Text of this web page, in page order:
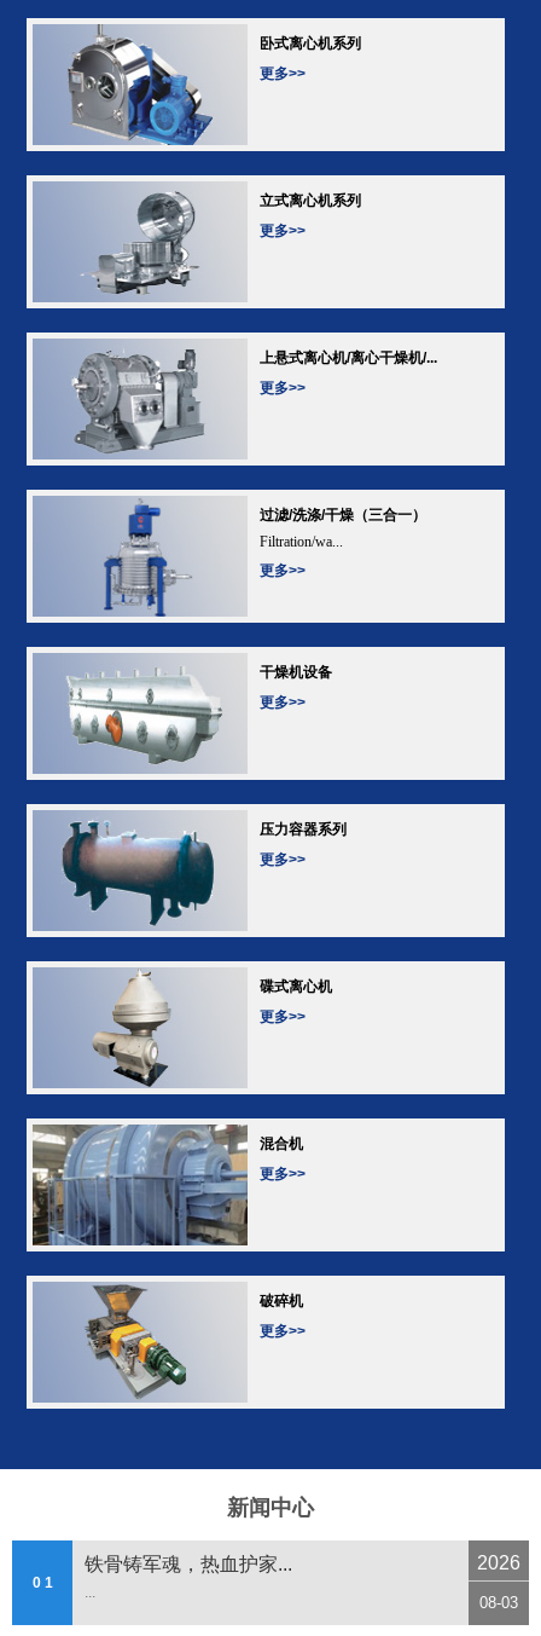
卧式离心机系列
更多>>
立式离心机系列
更多>>
上悬式离心机/离心干燥机/...
更多>>
过滤/洗涤/干燥（三合一）
Filtration/wa...
更多>>
干燥机设备
更多>>
压力容器系列
更多>>
碟式离心机
更多>>
混合机
更多>>
破碎机
更多>>
新闻中心
0 1
铁骨铸军魂，热血护家...
...
2026
08-03